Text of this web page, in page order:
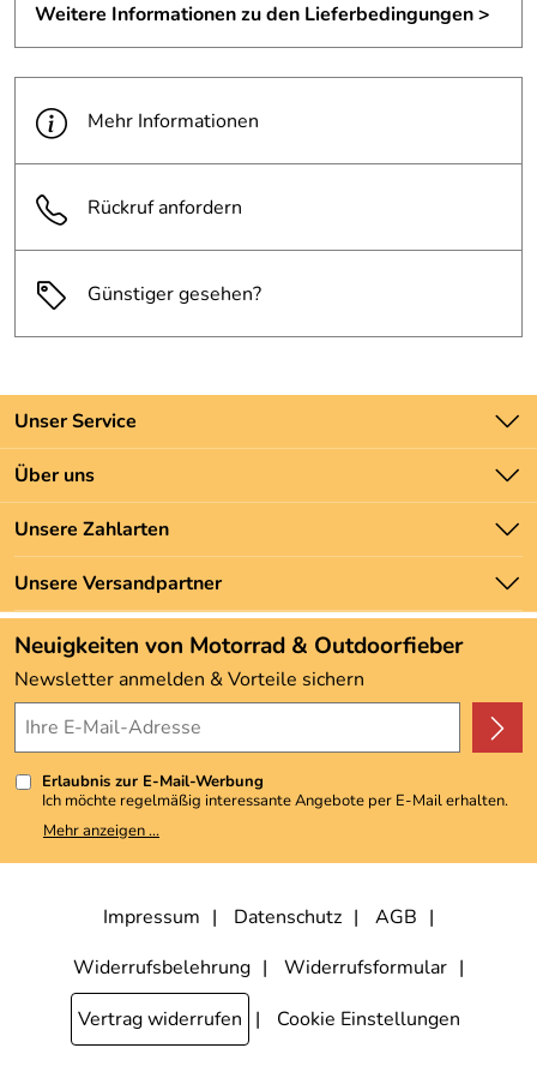
Weitere Informationen zu den Lieferbedingungen >
Mehr Informationen
Rückruf anfordern
Günstiger gesehen?
Unser Service
Kontakt
Batteriegesetz
Newsletter
Zahlung und Versand
Über uns
Unsere Bestseller
Marken
Neu
Angebote
Kundenbewertungen (3.492)
4,9/5*****
Unsere Zahlarten
Unsere Versandpartner
Neuigkeiten von Motorrad & Outdoorfieber
Newsletter anmelden & Vorteile sichern
Erlaubnis zur E-Mail-Werbung
Ich möchte regelmäßig interessante Angebote per E-Mail erhalten.
Meine E-Mail-Adresse wird nicht an andere Unternehmen
weitergegeben. Zu statistischen Zwecken wird in anonymer Form
kann ich jederzeit mit Wirkung für die Zukunft widerrufen, indem ich
den Link "Abmelden" am Ende des Newsletters anklicke. Die
Mehr anzeigen ...
Impressum Datenschutz
AGB
Widerrufsbelehrung
Widerrufsformular
Vertrag widerrufen
Cookie Einstellungen